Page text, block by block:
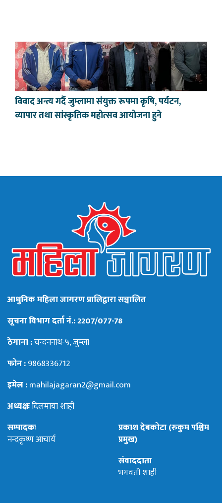
विवाद अन्त्य गर्दै जुम्लामा संयुक्त रूपमा कृषि, पर्यटन,
व्यापार तथा सांस्कृतिक महोत्सव आयोजना हुने
आधुनिक महिला जागरण प्रालिद्वारा सञ्चालित
सूचना विभाग दर्ता नं.: 2207/077-78
ठेगाना :चन्दननाथ-५, जुम्ला
फोन :9868336712
इमेल :mahilajagaran2@gmail.com
अध्यक्षःदिलमाया शाही
सम्पादकः
नन्दकृष्ण आचार्य
प्रकाश देबकोटा (रुकुम पश्चिम
प्रमुख)
संवाददाता
भगवती शाही